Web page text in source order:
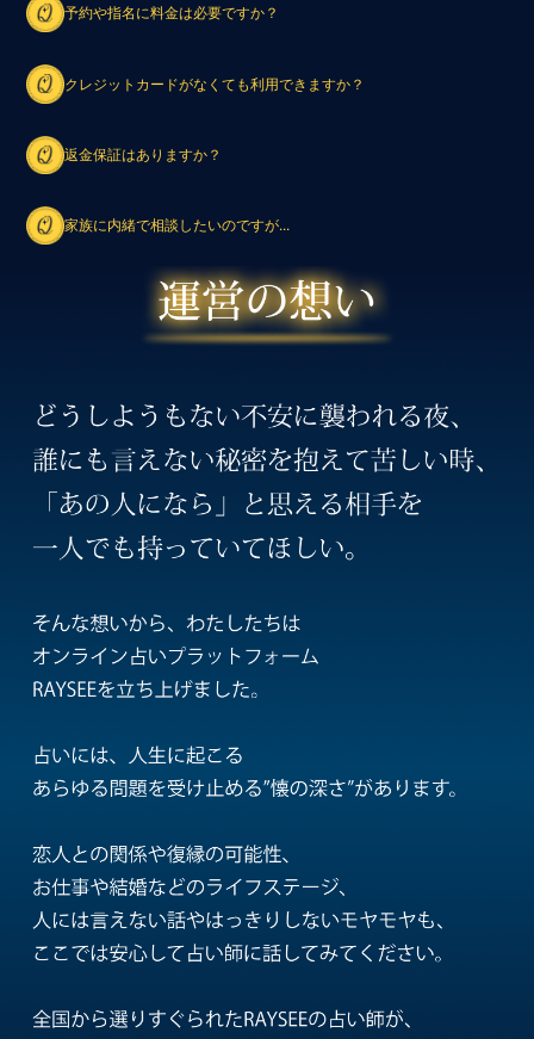
予約や指名に料金は必要ですか？
クレジットカードがなくても利用できますか？
返金保証はありますか？
家族に内緒で相談したいのですが...